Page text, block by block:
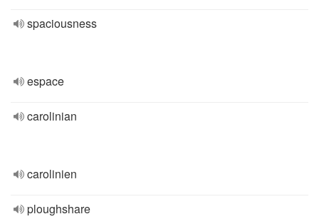
spaciousness
espace
carolinian
carolinien
ploughshare